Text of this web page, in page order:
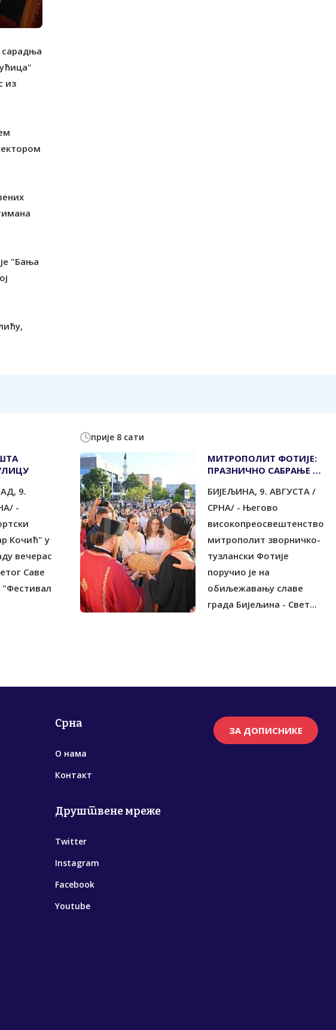
сарадња
из
"Бања
9.
-
Кочић" у
вечерас
Саве
"Фестивал
прије 8 сати
МИТРОПОЛИТ ФОТИЈЕ:
ПРАЗНИЧНО САБРАЊЕ ЈЕ
ДУХОВНОСТИ НАРОДА
БИЈЕЉИНА, 9. АВГУСТА /
СРНА/ - Његово
високопреосвештенство
митрополит зворничко-
тузлански Фотије
поручио је на
обиљежавању славе
града Бијељина - Свет...
Срна
О нама
Контакт
Друштвене мреже
Twitter
Instagram
Facebook
Youtube
ЗА ДОПИСНИКЕ